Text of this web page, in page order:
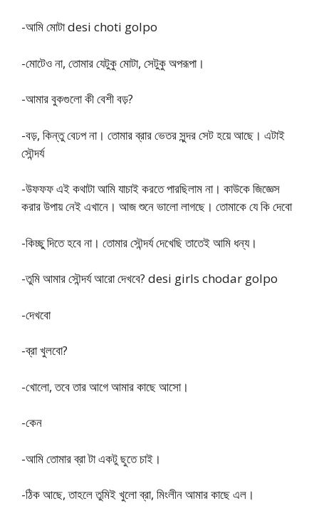
-আমি মোটা desi choti golpo
-মোটেও না, তোমার যেটুকু মোটা, সেটুকু অপরূপা।
-আমার বুকগুলো কী বেশী বড়?
-বড়, কিন্তু বেঢপ না। তোমার ব্রার ভেতর সুন্দর সেট হয়ে আছে। এটাই
সৌন্দর্য
-উফফফ এই কথাটা আমি যাচাই করতে পারছিলাম না। কাউকে জিজ্ঞেস
করার উপায় নেই এখানে। আজ শুনে ভালো লাগছে। তোমাকে যে কি দেবো
-কিচ্ছু দিতে হবে না। তোমার সৌন্দর্য দেখেছি তাতেই আমি ধন্য।
-তুমি আমার সৌন্দর্য আরো দেখবে? desi girls chodar golpo
-দেখবো
-ব্রা খুলবো?
-খোলো, তবে তার আগে আমার কাছে আসো।
-কেন
-আমি তোমার ব্রা টা একটু ছুতে চাই।
-ঠিক আছে, তাহলে তুমিই খুলো ব্রা, মিংলীন আমার কাছে এল।